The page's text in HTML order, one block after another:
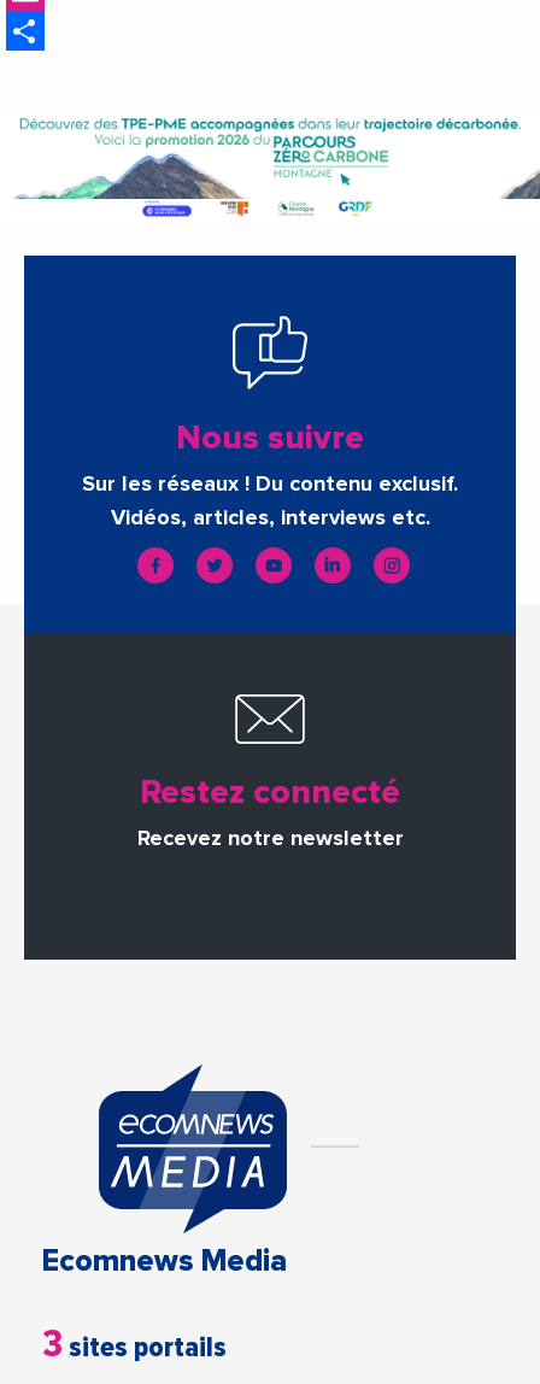
Nous suivre
Sur les réseaux ! Du contenu exclusif.
Vidéos, articles, interviews etc.
Restez connecté
Recevez notre newsletter
Ecomnews Media
3 sites portails